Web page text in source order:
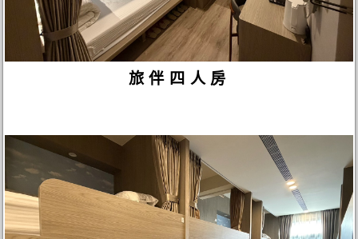
旅伴四人房